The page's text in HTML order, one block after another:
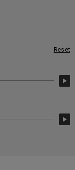
Reset